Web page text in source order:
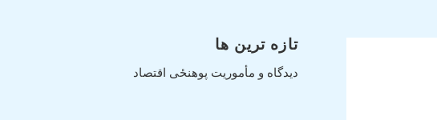
تازه ترین ها
دیدگاه و مأموریت پوهنځی اقتصاد